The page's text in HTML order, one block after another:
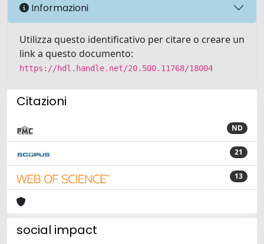
Informazioni
Utilizza questo identificativo per citare o creare un
link a questo documento:
https://hdl.handle.net/20.500.11768/18004
Citazioni
ND
21
13
social impact